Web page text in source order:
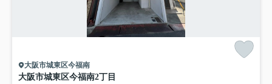
大阪市城東区今福南
大阪市城東区今福南2丁目